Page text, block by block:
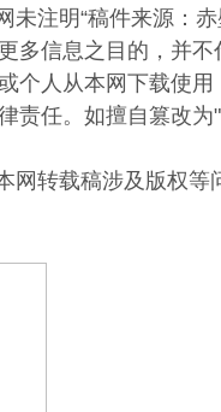
注明“稿件来源：赤
多信息之目的，并
个人从本网下载使用
责任。如擅自篡改
转载稿涉及版权等